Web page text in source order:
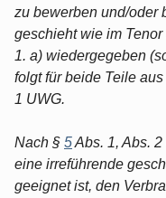
zu bewerben und/oder
geschieht wie im
1. a) wiedergegeben
folgt für beide Teile aus
1 UWG.
Nach § 5Abs. 1, Abs.
eine irreführende
geeignet ist, den